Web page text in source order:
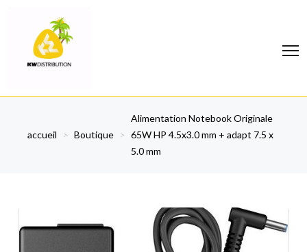
accueil > Boutique >
Alimentation Notebook Originale
65W HP 4.5x3.0 mm + adapt 7.5 x
5.0 mm